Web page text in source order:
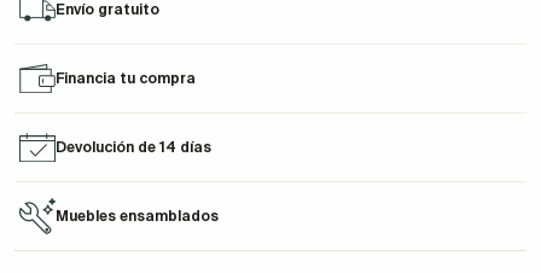
Envío gratuito
Financia tu compra
Devolución de 14 días
Muebles ensamblados